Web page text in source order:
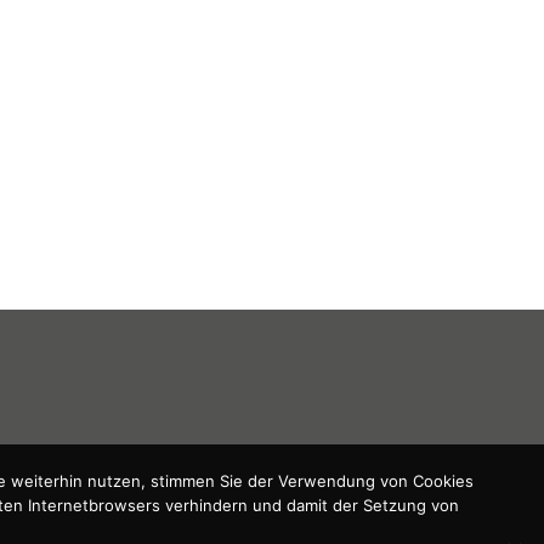
nutzen, stimmen Sie der Verwendung von Cookies
Internetbrowsers verhindern und damit der Setzung von